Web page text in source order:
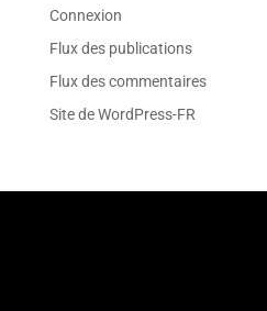
Connexion
Flux des publications
Flux des commentaires
Site de WordPress-FR